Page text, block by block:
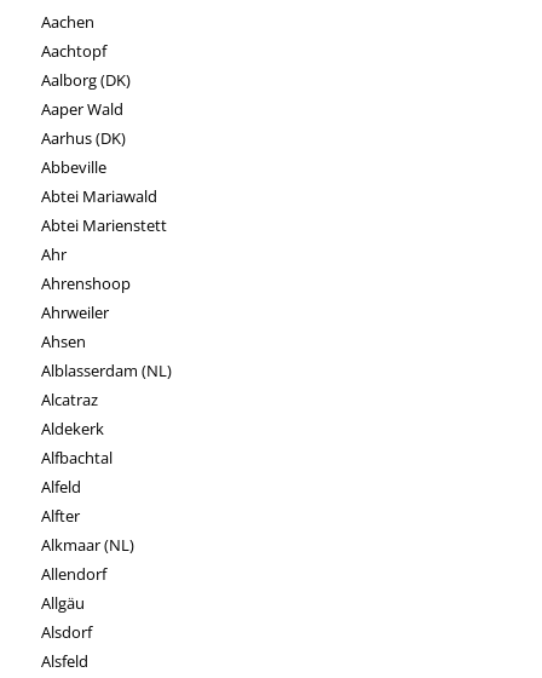
Aachen
Aachtopf
Aalborg (DK)
Aaper Wald
Aarhus (DK)
Abbeville
Abtei Mariawald
Abtei Marienstett
Ahr
Ahrenshoop
Ahrweiler
Ahsen
Alblasserdam (NL)
Alcatraz
Aldekerk
Alfbachtal
Alfeld
Alfter
Alkmaar (NL)
Allendorf
Allgäu
Alsdorf
Alsfeld